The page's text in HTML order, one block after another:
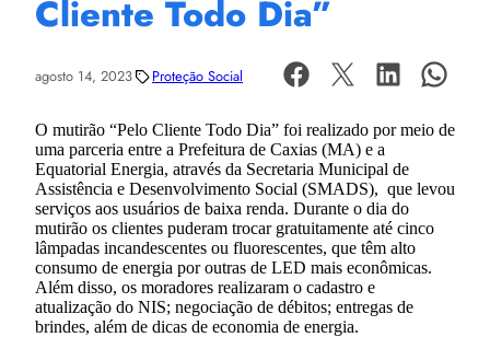
Cliente Todo Dia”
agosto 14, 2023 Proteção Social
O mutirão “Pelo Cliente Todo Dia” foi realizado por meio de
uma parceria entre a Prefeitura de Caxias (MA) e a
Equatorial Energia, através da Secretaria Municipal de
Assistência e Desenvolvimento Social (SMADS), que levou
serviços aos usuários de baixa renda. Durante o dia do
mutirão os clientes puderam trocar gratuitamente até cinco
lâmpadas incandescentes ou fluorescentes, que têm alto
consumo de energia por outras de LED mais econômicas.
Além disso, os moradores realizaram o cadastro e
atualização do NIS; negociação de débitos; entregas de
brindes, além de dicas de economia de energia.